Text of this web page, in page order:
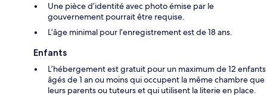
Une pièce d’identité avec photo émise par le
gouvernement pourrait être requise.
L’âge minimal pour l’enregistrement est de 18 ans.
Enfants
L’hébergement est gratuit pour un maximum de 12 enfants
âgés de 1 an ou moins qui occupent la même chambre que
leurs parents ou tuteurs et qui utilisent la literie en place.